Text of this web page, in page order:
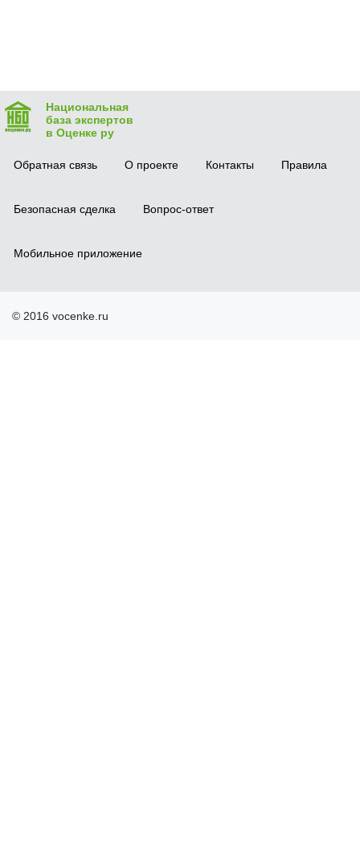
Национальная
база экспертов
в Оценке ру
Обратная связь О проекте Контакты Правила
Безопасная сделка Вопрос-ответ
Мобильное приложение
© 2016 vocenke.ru